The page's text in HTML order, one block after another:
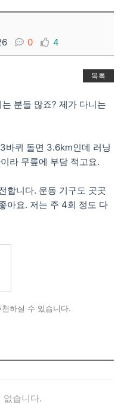
0 4
목록
분들 많죠? 제가 다니는
바퀴 돌면 3.6km인데 러닝
라 무릎에 부담 적고요.
합니다. 운동 기구도 곳곳
아요. 저는 주 4회 정도 다
하실 수 있습니다.
없습니다.